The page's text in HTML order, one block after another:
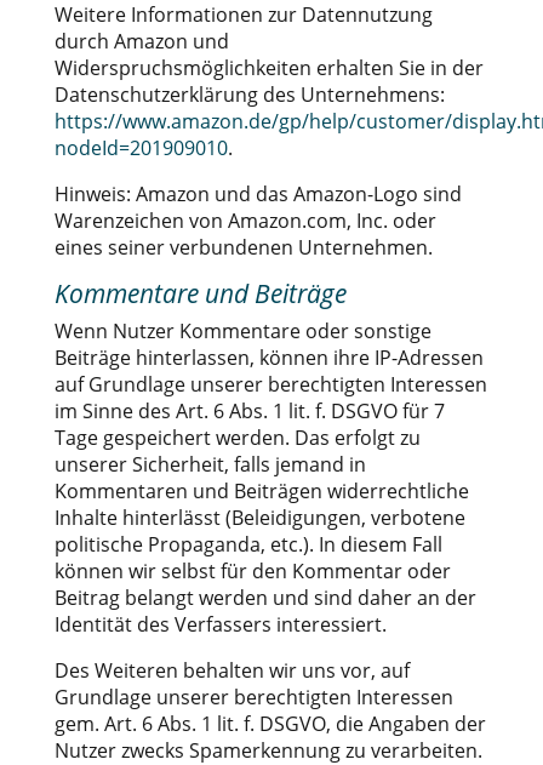
Weitere Informationen zur Datennutzung
durch Amazon und
Widerspruchsmöglichkeiten erhalten Sie in der
Datenschutzerklärung des Unternehmens:
https://www.amazon.de/gp/help/customer/
nodeId=201909010.
Hinweis: Amazon und das Amazon-Logo sind
Warenzeichen von Amazon.com, Inc. oder
eines seiner verbundenen Unternehmen.
Kommentare und Beiträge
Wenn Nutzer Kommentare oder sonstige
Beiträge hinterlassen, können ihre IP-Adressen
auf Grundlage unserer berechtigten Interessen
im Sinne des Art. 6 Abs. 1 lit. f. DSGVO für 7
Tage gespeichert werden. Das erfolgt zu
unserer Sicherheit, falls jemand in
Kommentaren und Beiträgen widerrechtliche
Inhalte hinterlässt (Beleidigungen, verbotene
politische Propaganda, etc.). In diesem Fall
können wir selbst für den Kommentar oder
Beitrag belangt werden und sind daher an der
Identität des Verfassers interessiert.
Des Weiteren behalten wir uns vor, auf
Grundlage unserer berechtigten Interessen
gem. Art. 6 Abs. 1 lit. f. DSGVO, die Angaben der
Nutzer zwecks Spamerkennung zu verarbeiten.